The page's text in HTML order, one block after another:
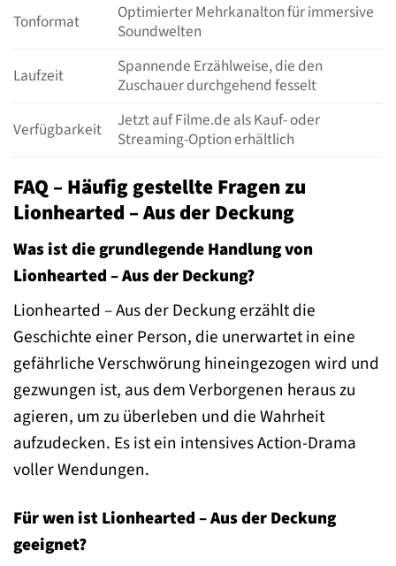
Tonformat
Optimierter Mehrkanalton für immersive
Soundwelten
Laufzeit
Spannende Erzählweise, die den
Zuschauer durchgehend fesselt
Verfügbarkeit
Jetzt auf Filme.de als Kauf- oder
Streaming-Option erhältlich
FAQ – Häufig gestellte Fragen zu
Lionhearted – Aus der Deckung
Was ist die grundlegende Handlung von
Lionhearted – Aus der Deckung?
Lionhearted – Aus der Deckung erzählt die
Geschichte einer Person, die unerwartet in eine
gefährliche Verschwörung hineingezogen wird und
gezwungen ist, aus dem Verborgenen heraus zu
agieren, um zu überleben und die Wahrheit
aufzudecken. Es ist ein intensives Action-Drama
voller Wendungen.
Für wen ist Lionhearted – Aus der Deckung
geeignet?